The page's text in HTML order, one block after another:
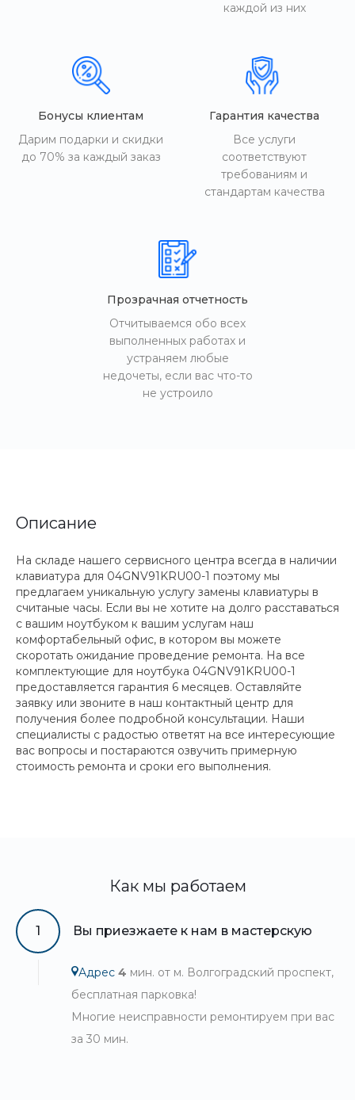
каждой из них
Бонусы клиентам
Дарим подарки и скидки
до 70% за каждый заказ
Гарантия качества
Все услуги
соответствуют
требованиям и
стандартам качества
Прозрачная отчетность
Отчитываемся обо всех
выполненных работах и
устраняем любые
недочеты, если вас что-то
не устроило
Описание
На складе нашего сервисного центра всегда в наличии
клавиатура для 04GNV91KRU00-1 поэтому мы
предлагаем уникальную услугу замены клавиатуры в
считаные часы. Если вы не хотите на долго расставаться
с вашим ноутбуком к вашим услугам наш
комфортабельный офис, в котором вы можете
скоротать ожидание проведение ремонта. На все
комплектующие для ноутбука 04GNV91KRU00-1
предоставляется гарантия 6 месяцев. Оставляйте
заявку или звоните в наш контактный центр для
получения более подробной консультации. Наши
специалисты с радостью ответят на все интересующие
вас вопросы и постараются озвучить примерную
стоимость ремонта и сроки его выполнения.
Как мы работаем
1 Вы приезжаете к нам в мастерскую
Адрес 4 мин. от м. Волгоградский проспект,
бесплатная парковка!
Многие неисправности ремонтируем при вас
за 30 мин.